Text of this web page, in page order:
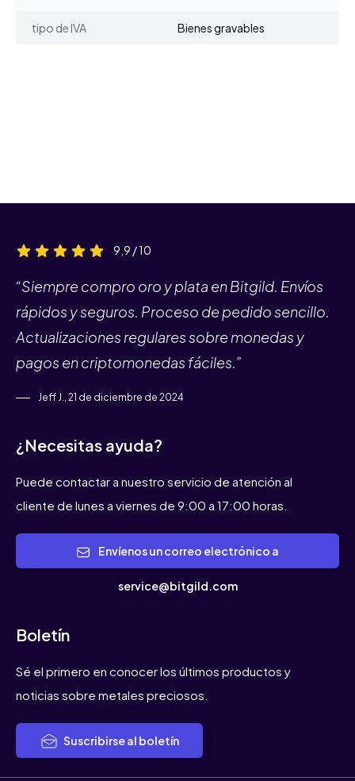
tipo de IVA Bienes gravables
9,9 / 10
“Siempre compro oro y plata en Bitgild. Envíos
rápidos y seguros. Proceso de pedido sencillo.
Actualizaciones regulares sobre monedas y
pagos en criptomonedas fáciles.”
Jeff J., 21 de diciembre de 2024
¿Necesitas ayuda?
Puede contactar a nuestro servicio de atención al
cliente de lunes a viernes de 9:00 a 17:00 horas.
service@bitgild.com
Boletín
Sé el primero en conocer los últimos productos y
noticias sobre metales preciosos.
Suscribirse al boletín